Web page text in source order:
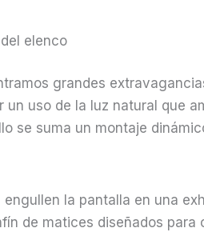
elenco
grandes
un uso de la luz natural que
se suma un montaje
la pantalla en una
de matices diseñados